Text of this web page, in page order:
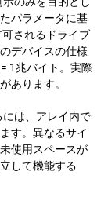
パラメータに基
されるドライブ
デバイスの仕様
1兆バイト。実際
あります。
は、アレイ内で
す。異なるサイ
使用スペースが
して機能する